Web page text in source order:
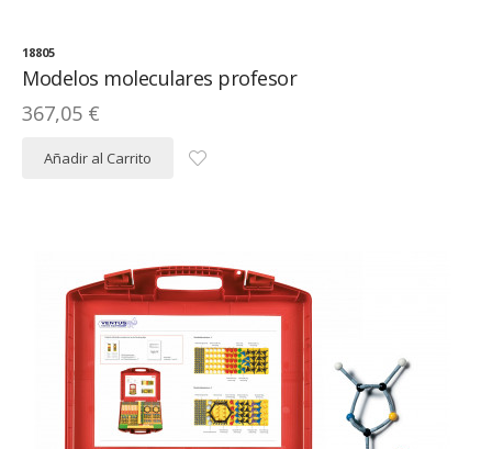
18805
Modelos moleculares profesor
367,05 €
Añadir al Carrito